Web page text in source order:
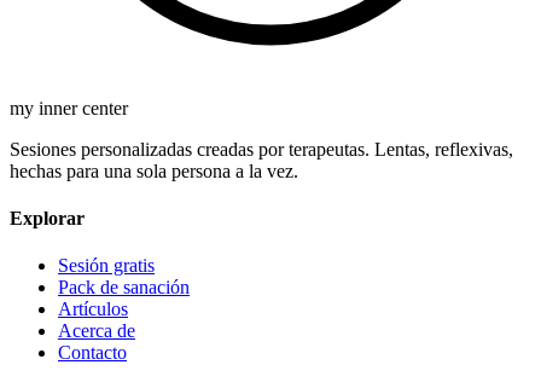
my inner center
Sesiones personalizadas creadas por terapeutas. Lentas, reflexivas,
hechas para una sola persona a la vez.
Explorar
Sesión gratis
Pack de sanación
Artículos
Acerca de
Contacto